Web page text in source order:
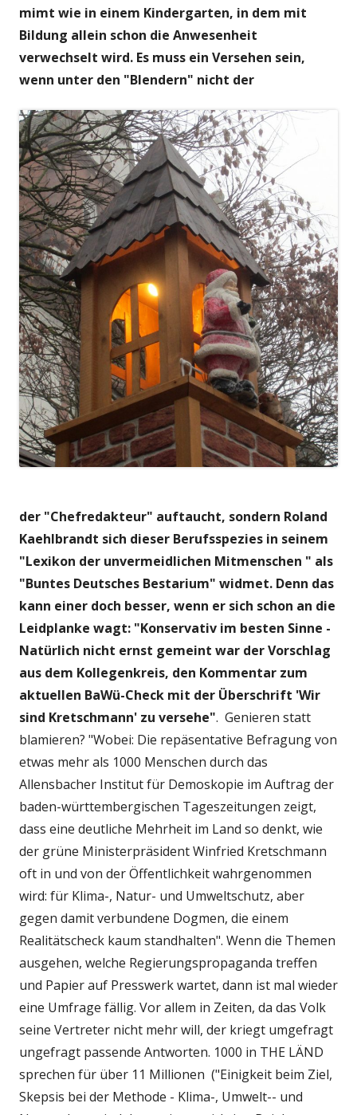
mimt wie in einem Kindergarten, in dem mit
Bildung allein schon die Anwesenheit
verwechselt wird. Es muss ein Versehen sein,
wenn unter den "Blendern" nicht der
der "Chefredakteur" auftaucht, sondern Roland
Kaehlbrandt sich dieser Berufsspezies in seinem
"Lexikon der unvermeidlichen Mitmenschen " als
"Buntes Deutsches Bestarium" widmet. Denn das
kann einer doch besser, wenn er sich schon an die
Leidplanke wagt: "Konservativ im besten Sinne -
Natürlich nicht ernst gemeint war der Vorschlag
aus dem Kollegenkreis, den Kommentar zum
aktuellen BaWü-Check mit der Überschrift 'Wir
sind Kretschmann' zu versehe". Genieren statt
blamieren? "Wobei: Die repäsentative Befragung von
etwas mehr als 1000 Menschen durch das
Allensbacher Institut für Demoskopie im Auftrag der
baden-württembergischen Tageszeitungen zeigt,
dass eine deutliche Mehrheit im Land so denkt, wie
der grüne Ministerpräsident Winfried Kretschmann
oft in und von der Öffentlichkeit wahrgenommen
wird: für Klima-, Natur- und Umweltschutz, aber
gegen damit verbundene Dogmen, die einem
Realitätscheck kaum standhalten". Wenn die Themen
ausgehen, welche Regierungspropaganda treffen
und Papier auf Presswerk wartet, dann ist mal wieder
eine Umfrage fällig. Vor allem in Zeiten, da das Volk
seine Vertreter nicht mehr will, der kriegt umgefragt
ungefragt passende Antworten. 1000 in THE LÄND
sprechen für über 11 Millionen ("Einigkeit beim Ziel,
Skepsis bei der Methode - Klima-, Umwelt-- und